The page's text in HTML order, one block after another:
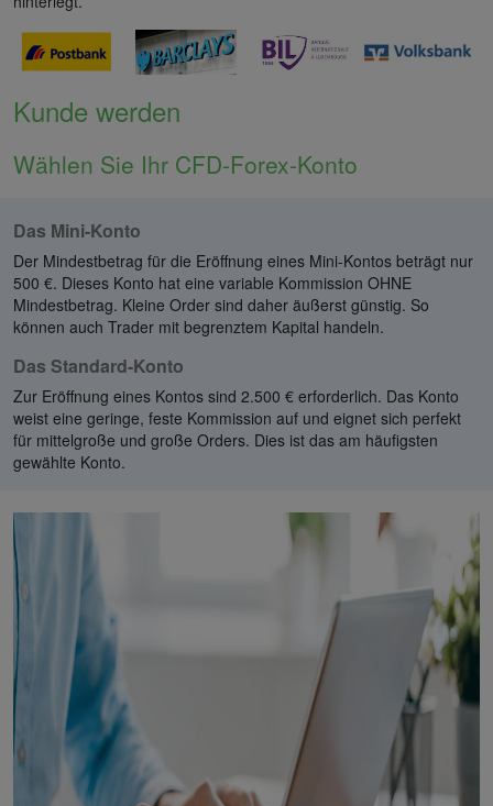
Kunde werden
Wählen Sie Ihr CFD-Forex-Konto
Das Mini-Konto
Der Mindestbetrag für die Eröffnung eines Mini-Kontos beträgt nur
500 €. Dieses Konto hat eine variable Kommission OHNE
Mindestbetrag. Kleine Order sind daher äußerst günstig. So
können auch Trader mit begrenztem Kapital handeln.
Das Standard-Konto
Zur Eröffnung eines Kontos sind 2.500 € erforderlich. Das Konto
weist eine geringe, feste Kommission auf und eignet sich perfekt
für mittelgroße und große Orders. Dies ist das am häufigsten
gewählte Konto.